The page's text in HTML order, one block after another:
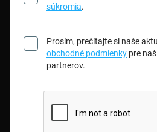
súkromia.
Prosím, prečítajte si naše
obchodné podmienky pre
partnerov.